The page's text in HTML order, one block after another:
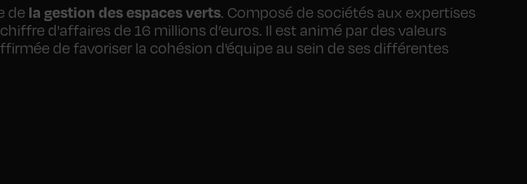
de la gestion des espaces verts. Composé de sociétés aux expertises
d'affaires de 16 millions d’euros. Il est animé par des valeurs
de favoriser la cohésion d'équipe au sein de ses différentes